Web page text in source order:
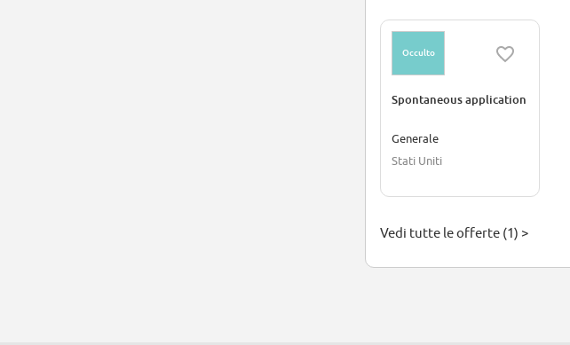
Occulto
Spontaneous application
Generale
Stati Uniti
Vedi tutte le offerte (1) >